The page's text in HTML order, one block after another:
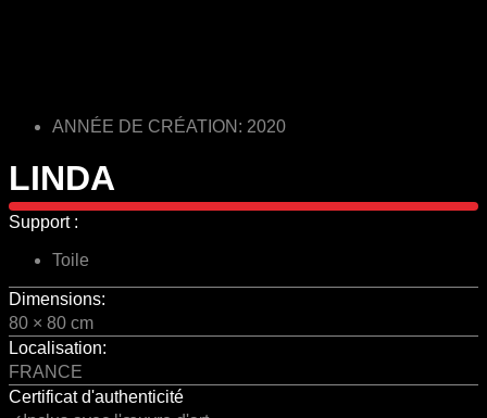
ANNÉE DE CRÉATION: 2020
LINDA
Support :
Toile
Dimensions:
80 × 80 cm
Localisation:
FRANCE
Certificat d'authenticité